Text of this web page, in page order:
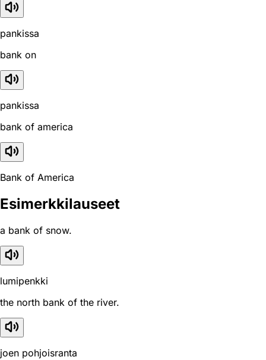
pankissa
bank on
pankissa
bank of america
Bank of America
Esimerkkilauseet
a bank of snow.
lumipenkki
the north bank of the river.
joen pohjoisranta